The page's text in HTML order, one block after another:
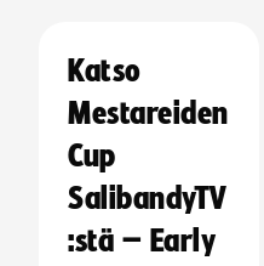
Katso
Mestareiden
Cup
SalibandyTV
:stä – Early